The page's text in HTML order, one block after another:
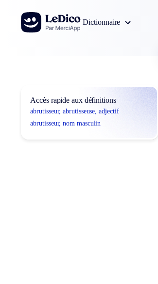
Aller au contenu
Dictionnaire
Accès rapide aux définitions
abrutisseur, abrutisseuse, adjectif
abrutisseur, nom masculin